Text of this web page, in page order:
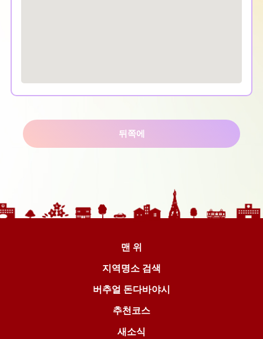
뒤쪽에
맨 위
지역명소 검색
버추얼 돈다바야시
추천코스
새소식